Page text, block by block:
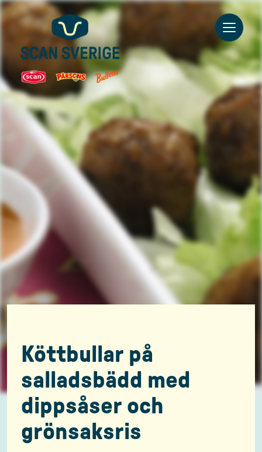
Go to main content
Köttbullar på
salladsbädd med
dippsåser och
grönsaksris